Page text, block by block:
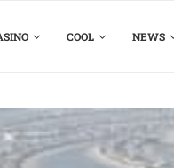
COOL NEWS